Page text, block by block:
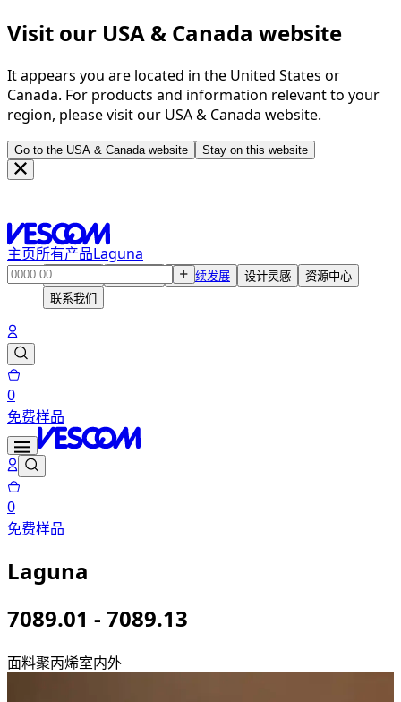
Visit our USA & Canada website
It appears you are located in the United States or
Canada. For products and information relevant to your
region, please visit our USA & Canada website.
Go to the USA & Canada website Stay on this website
主页所有产品Laguna
产品中心 可持续发展 设计灵感
资源中心
联系我们
0
免费样品
0
免费样品
Laguna
7089.01 - 7089.13
面料聚丙烯室内外